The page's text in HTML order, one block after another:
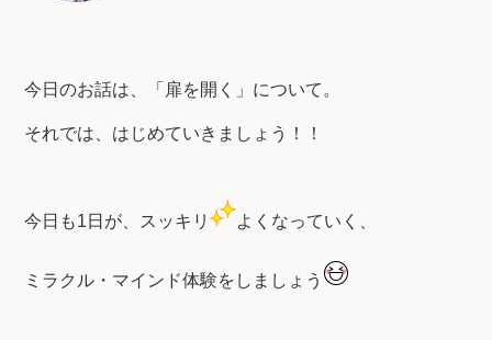
今日のお話は、「扉を開く」について。
それでは、はじめていきましょう！！
今日も1日が、スッキリ よくなっていく、
ミラクル・マインド体験をしましょう